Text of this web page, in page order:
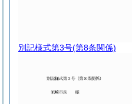
別記様式第3号(第8条関係)